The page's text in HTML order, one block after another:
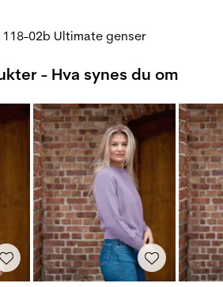
02b Ultimate genser
- Hva synes du om